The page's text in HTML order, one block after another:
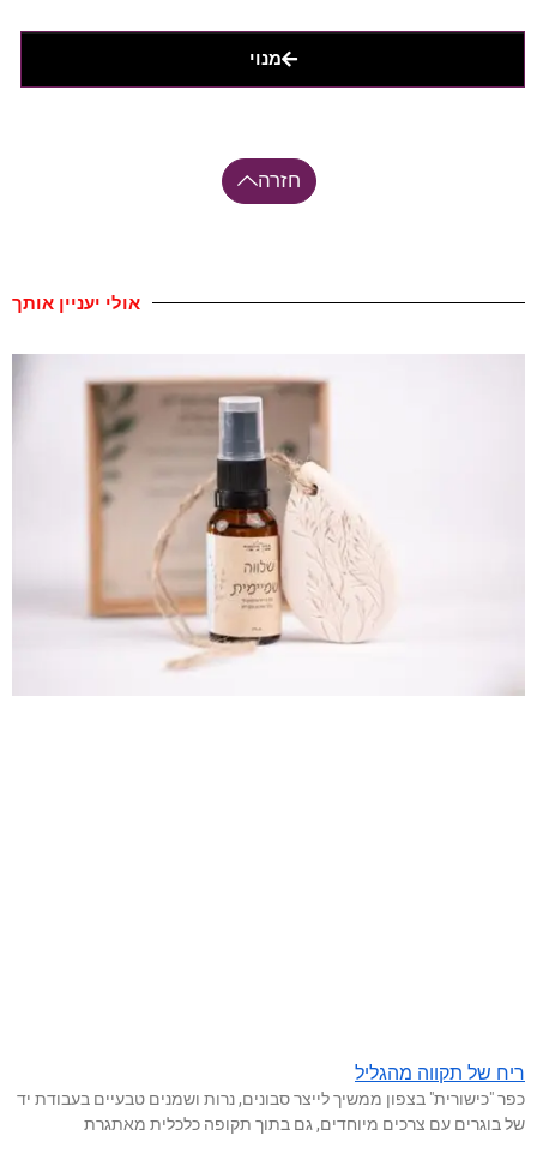
מנוי
חזרה
אולי יעניין אותך
ריח של תקווה מהגליל
כפר "כישורית" בצפון ממשיך לייצר סבונים, נרות ושמנים טבעיים בעבודת יד
של בוגרים עם צרכים מיוחדים, גם בתוך תקופה כלכלית מאתגרת